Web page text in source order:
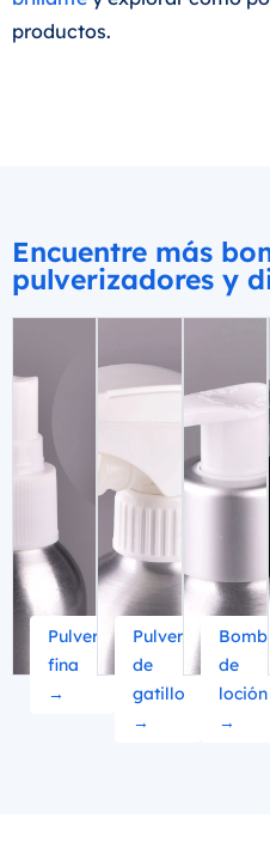
productos.
Encuentre más
pulverizadores y
Pulverización
fina
→
Pulverizador
de
gatillo
→
Bomba
de
loción
→